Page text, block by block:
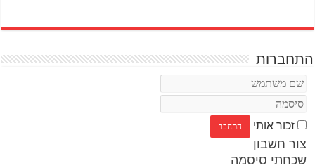
התחברות
זכור אותי
צור חשבון
שכחתי סיסמה